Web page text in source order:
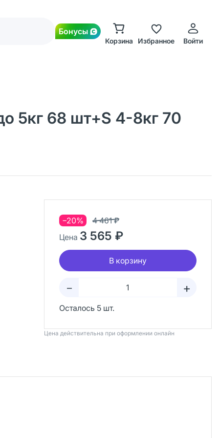
Бонусы
Корзина Избранное Войти
5кг 68 шт+S 4-8кг 70
−20%
4 461 ₽
Цена 3 565 ₽
В корзину
– +
Осталось 5 шт.
Цена действительна при оформлении онлайн